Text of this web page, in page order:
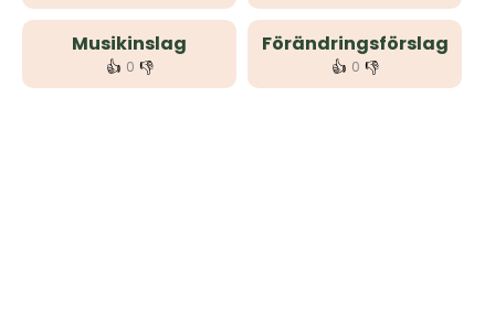
Musikinslag
👍 0 👎
Förändringsförslag
👍 0 👎